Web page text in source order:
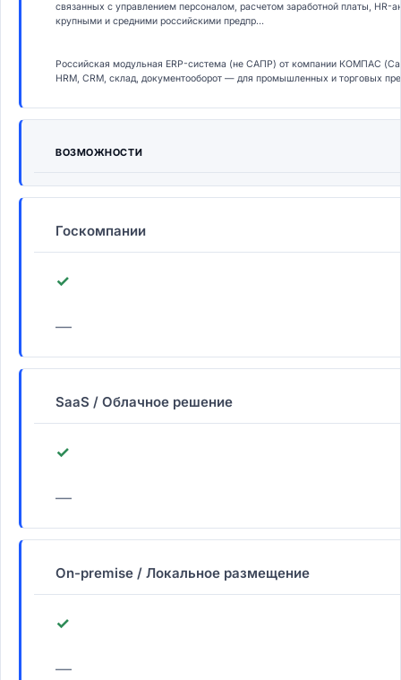
связанных с управлением персоналом, расчетом заработной платы, HR-
крупными и средними российскими предпр...
Российская модульная ERP-система (не САПР) от компании КОМПАС
HRM, CRM, склад, документооборот — для промышленных и торговых
ВОЗМОЖНОСТИ
Госкомпании
✓
—
SaaS / Облачное решение
✓
—
On-premise / Локальное размещение
✓
—